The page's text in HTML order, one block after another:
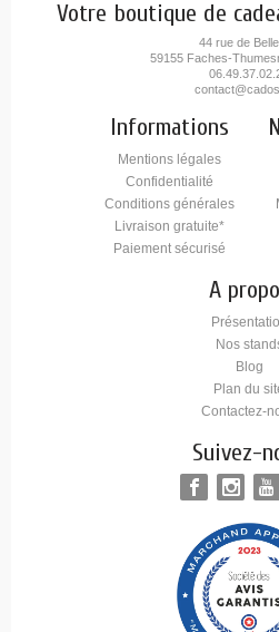
Votre boutique de
44 rue de
59155 Faches-
Informations
Mentions légales
Confidentialité
Conditions générales
Livraison gratuite*
Paiement sécurisé
A
Nos
Blog
Plan du
Contactez-
Suivez-